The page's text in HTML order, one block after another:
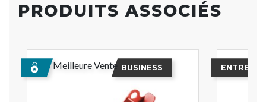
PRODUITS ASSOCIÉS
Meilleure Vente BUSINESS